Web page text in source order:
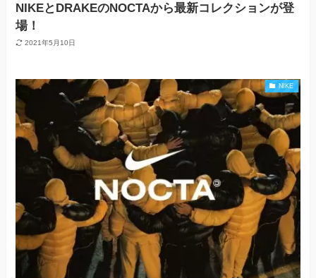
NIKEとDRAKEのNOCTAから最新コレクションが登
場！
2021年5月10日
NIKE